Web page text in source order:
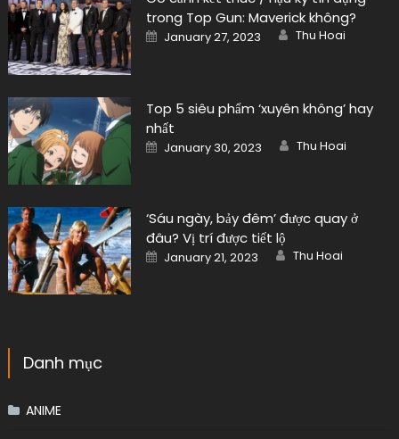
trong Top Gun: Maverick không?
Posted
on
January 27, 2023 Author
Thu Hoai
Top 5 siêu phẩm ‘xuyên không’ hay
nhất
Posted
on
January 30, 2023 Author
Thu Hoai
‘Sáu ngày, bảy đêm’ được quay ở
đâu? Vị trí được tiết lộ
Posted
on
January 21, 2023 Author
Thu Hoai
Danh mục
ANIME